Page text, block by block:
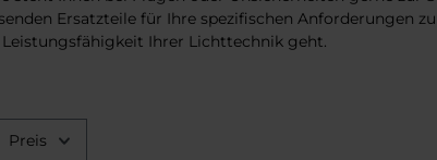
Ersatzteile für Ihre spezifischen Anforderungen
Ihrer Lichttechnik geht.
Preis